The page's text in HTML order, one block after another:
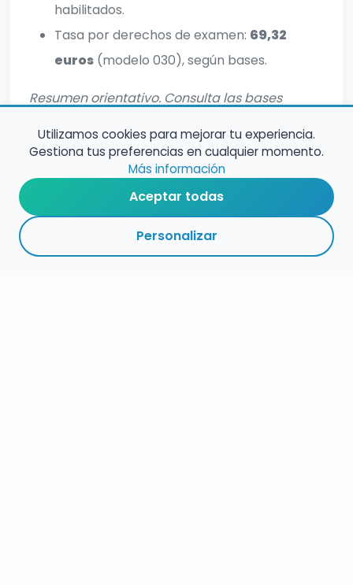
habilitados.
Tasa por derechos de examen: 69,32
euros (modelo 030), según bases.
Resumen orientativo. Consulta las bases
RESUMEN PLAZOS ESPECIALIDAD ENLACES SEGUIR
Utilizamos cookies para mejorar tu experiencia.
Gestiona tus preferencias en cualquier momento.
Más información
Aceptar todas
Personalizar